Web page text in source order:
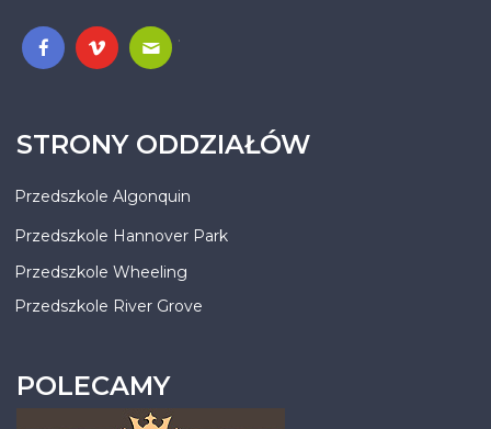
.
STRONY ODDZIAŁÓW
Przedszkole Algonquin
Przedszkole Hannover Park
Przedszkole Wheeling
Przedszkole River Grove
POLECAMY